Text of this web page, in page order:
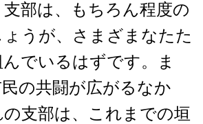
部は、もちろん程度の
うが、さまざまなたた
でいるはずです。ま
の共闘が広がるなか
支部は、これまでの垣